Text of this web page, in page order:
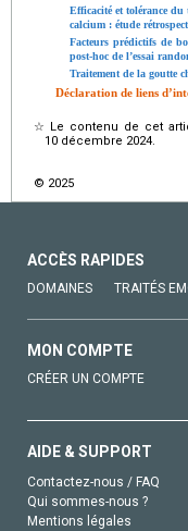
Efficacité et tolérance
calcium : étude
Facteurs prédictifs de
post-hoc de l’essai
Traitement de la goutte
Déclaration de liens
☆ Le contenu de cet
10 décembre 2024.
© 2025
ACCÈS RAPIDES
DOMAINES TRAITÉS
MON COMPTE
CRÉER UN COMPTE
AIDE & SUPPORT
Contactez-nous / FAQ
Qui sommes-nous ?
Mentions légales